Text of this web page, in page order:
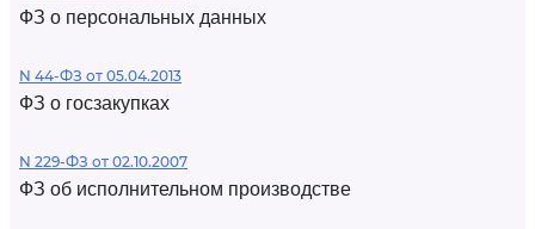
ФЗ о персональных данных
N 44-ФЗ от 05.04.2013
ФЗ о госзакупках
N 229-ФЗ от 02.10.2007
ФЗ об исполнительном производстве